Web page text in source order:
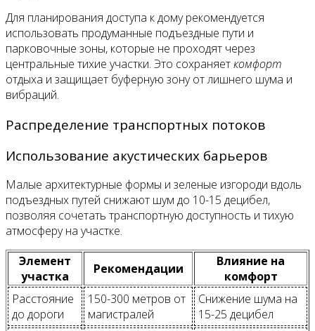
Для планирования доступа к дому рекомендуется
использовать продуманные подъездные пути и
парковочные зоны, которые не проходят через
центральные тихие участки. Это сохраняеткомфорт
отдыха и защищает буферную зону от лишнего шума и
вибраций.
Распределение транспортных потоков
Использование акустических барьеров
Малые архитектурные формы и зеленые изгороди вдоль
подъездных путей снижают шум до 10-15 децибел,
позволяя сочетать транспортную доступность и тихую
атмосферу на участке.
Элемент
участка
Рекомендации
Влияние на
комфорт
Расстояние
до дороги
150-300 метров от
магистралей
Снижение шума на
15-25 децибел